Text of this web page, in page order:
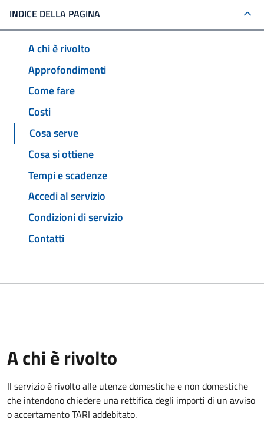
INDICE DELLA PAGINA
A chi è rivolto
Approfondimenti
Come fare
Costi
Cosa serve
Cosa si ottiene
Tempi e scadenze
Accedi al servizio
Condizioni di servizio
Contatti
A chi è rivolto
Il servizio è rivolto alle utenze domestiche e non domestiche
che intendono chiedere una rettifica degli importi di un avviso
o accertamento TARI addebitato.